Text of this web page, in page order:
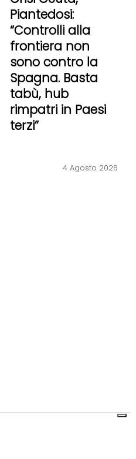
Piantedosi:
“Controlli alla
frontiera non
sono contro la
Spagna. Basta
tabù, hub
rimpatri in Paesi
terzi”
4 Agosto 2026